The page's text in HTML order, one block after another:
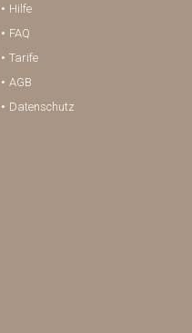
Hilfe
FAQ
Tarife
AGB
Datenschutz